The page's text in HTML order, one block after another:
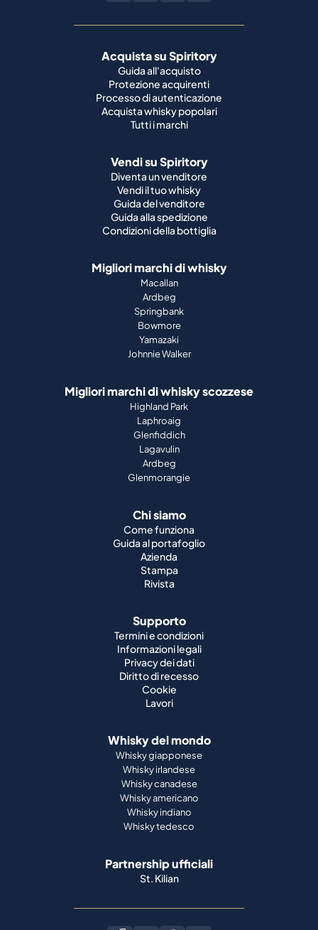
Acquista su Spiritory
Guida all'acquisto
Protezione acquirenti
Processo di autenticazione
Acquista whisky popolari
Tutti i marchi
Vendi su Spiritory
Diventa un venditore
Vendi il tuo whisky
Guida del venditore
Guida alla spedizione
Condizioni della bottiglia
Migliori marchi di whisky
Macallan
Ardbeg
Springbank
Bowmore
Yamazaki
Johnnie Walker
Migliori marchi di whisky scozzese
Highland Park
Laphroaig
Glenfiddich
Lagavulin
Ardbeg
Glenmorangie
Chi siamo
Come funziona
Guida al portafoglio
Azienda
Stampa
Rivista
Supporto
Termini e condizioni
Informazioni legali
Privacy dei dati
Diritto di recesso
Cookie
Lavori
Whisky del mondo
Whisky giapponese
Whisky irlandese
Whisky canadese
Whisky americano
Whisky indiano
Whisky tedesco
Partnership ufficiali
St. Kilian